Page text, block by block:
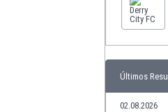
Últimos
02.08.2026